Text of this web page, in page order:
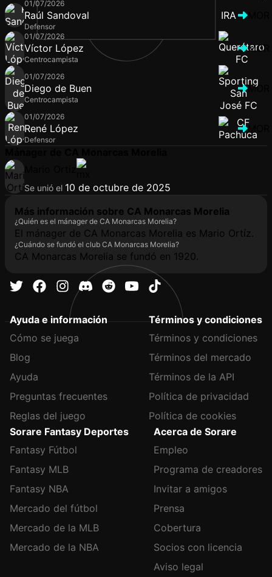
01/07/2026
Raúl Sandoval
Defensor
IRA
01/07/2026
Víctor López
Centrocampista
MOR
01/07/2026
Diego de Buen
Centrocampista
MOR
01/07/2026
René López
Defensor
Se unió el 10 de octubre de 2025
Más información sobre CA Monarcas Morelia
¿Quién es el mánager de CA Monarcas Morelia?
El mánager de CA Monarcas Morelia es Mario Ortíz.
¿Cuándo se fundó el club CA Monarcas Morelia?
CA Monarcas Morelia se fundó en 1920.
Ayuda e información
Cómo se juega
Blog
Ayuda
Preguntas frecuentes
Reglas del juego
Términos y condiciones
Términos y condiciones
Términos del mercado
Términos de la API
Política de privacidad
Política de cookies
Sorare Fantasy Deportes
Fantasy Fútbol
Fantasy MLB
Fantasy NBA
Mercado del fútbol
Mercado de la MLB
Mercado de la NBA
Acerca de Sorare
Empleo
Programa de creadores
Invitar a amigos
Prensa
Cobertura
Socios con licencia
Aviso legal